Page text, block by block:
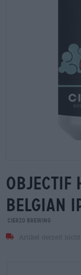
objectif
belgian
Cierzo Brewing
Artikel derzeit nicht